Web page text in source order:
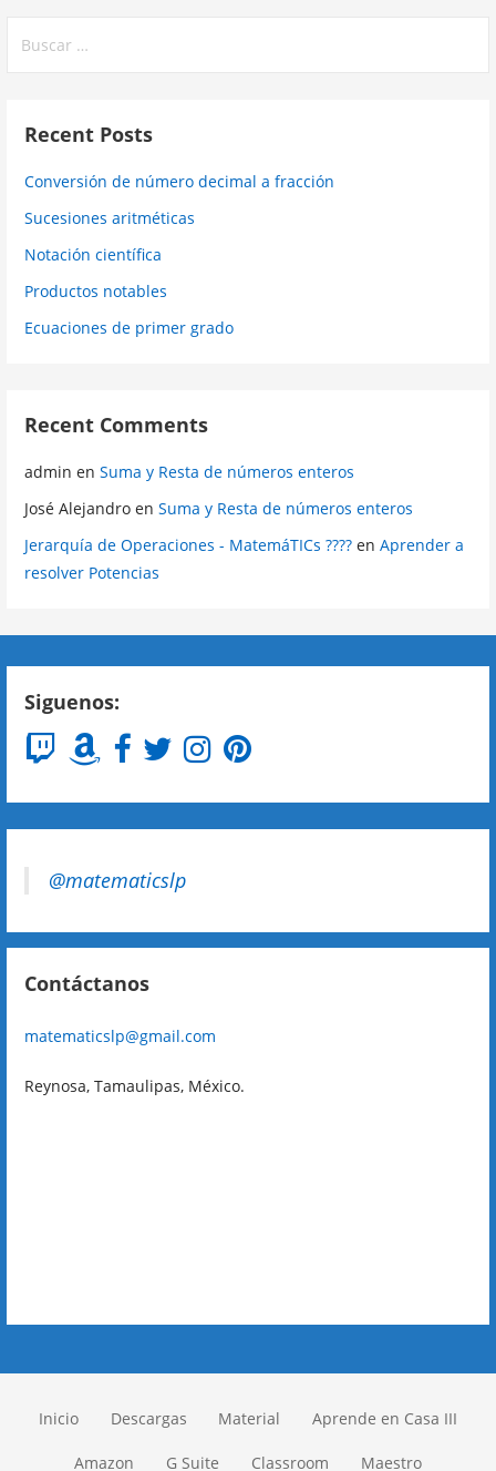
Recent Posts
Conversión de número decimal a fracción
Sucesiones aritméticas
Notación científica
Productos notables
Ecuaciones de primer grado
Recent Comments
admin enSuma y Resta de números enteros
José Alejandro enSuma y Resta de números enteros
Jerarquía de Operaciones - MatemáTICs ???? enAprender a
resolver Potencias
Siguenos:
@matematicslp
Contáctanos
matematicslp@gmail.com
Reynosa, Tamaulipas, México.
Inicio Descargas Material Aprende en Casa III
Amazon G Suite Classroom Maestro